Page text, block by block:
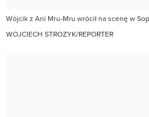
Wójcik z Ani Mru-Mru wrócił na scenę w
WOJCIECH STROZYK/REPORTER